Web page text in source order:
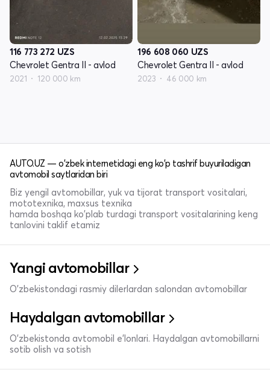
116 773 272 UZS
Chevrolet Gentra II - avlod
2021 120 000 km
196 608 060 UZS
Chevrolet Gentra II - avlod
2023 46 000 km
AUTO.UZ — o'zbek internetidagi eng ko'p tashrif buyuriladigan
avtomobil saytlaridan biri
Biz yengil avtomobillar, yuk va tijorat transport vositalari,
mototexnika, maxsus texnika
hamda boshqa ko'plab turdagi transport vositalarining keng
tanlovini taklif etamiz
Yangi avtomobillar
O'zbekistondagi rasmiy dilerlardan salondan avtomobillar
Haydalgan avtomobillar
O'zbekistonda avtomobil e’lonlari. Haydalgan avtomobillarni
sotib olish va sotish